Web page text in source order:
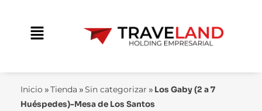
Main
Inicio »Tienda »Sin categorizar » Los Gaby (2 a 7
Huéspedes)-Mesa de Los Santos